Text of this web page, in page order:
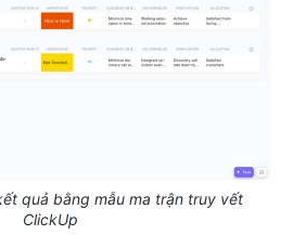
quả bằng mẫu ma trận truy vết
ClickUp